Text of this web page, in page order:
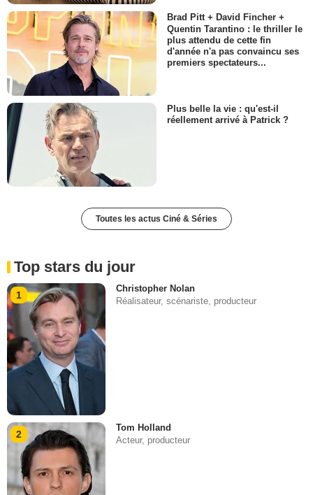
Brad Pitt + David Fincher +
Quentin Tarantino : le thriller le
plus attendu de cette fin
d'année n'a pas convaincu ses
premiers spectateurs...
Plus belle la vie : qu'est-il
réellement arrivé à Patrick ?
Toutes les actus Ciné & Séries
Top stars du jour
1
Christopher Nolan
Réalisateur, scénariste, producteur
2
Tom Holland
Acteur, producteur